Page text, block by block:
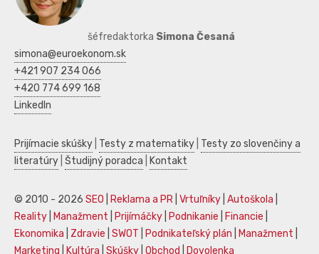
šéfredaktorka Simona Česaná
simona@euroekonom.sk
+421 907 234 066
+420 774 699 168
LinkedIn
Prijímacie skúšky Testy z matematiky Testy zo slovenčiny a
literatúry Študijný poradca Kontakt
© 2010 - 2026 SEO Reklama a PR Vrtuľníky Autoškola
Reality
Manažment Prijímáčky Podnikanie Financie
Ekonomika
Zdravie SWOT Podnikateľský plán Manažment
Marketing
Kultúra Skúšky Obchod Dovolenka